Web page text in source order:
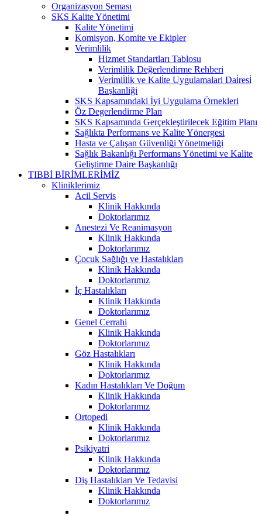
Organizasyon Şeması
SKS Kalite Yönetimi
Kalite Yönetimi
Komisyon, Komite ve Ekipler
Verimlilik
Hizmet Standartları Tablosu
Verimlilik Değerlendirme Rehberi
Veri̇mli̇li̇k ve Kali̇te Uygulamalari Dai̇resi̇
Başkanliği
SKS Kapsamındaki İyi Uygulama Örnekleri
Öz Degerlendirme Plan
SKS Kapsamında Gerçekleştirilecek Eğitim Planı
Sağlıkta Performans ve Kalite Yönergesi
Hasta ve Çalışan Güvenliği Yönetmeliği
Sağlık Bakanlığı Performans Yönetimi ve Kalite
Geliştirme Daire Başkanlığı
TIBBİ BİRİMLERİMİZ
Kliniklerimiz
Acil Servis
Klinik Hakkında
Doktorlarımız
Anestezi Ve Reanimasyon
Klinik Hakkında
Doktorlarımız
Çocuk Sağlığı ve Hastalıkları
Klinik Hakkında
Doktorlarımız
İç Hastalıkları
Klinik Hakkında
Doktorlarımız
Genel Cerrahi
Klinik Hakkında
Doktorlarımız
Göz Hastalıkları
Klinik Hakkında
Doktorlarımız
Kadın Hastalıkları Ve Doğum
Klinik Hakkında
Doktorlarımız
Ortopedi
Klinik Hakkında
Doktorlarımız
Psikiyatri
Klinik Hakkında
Doktorlarımız
Diş Hastalıkları Ve Tedavisi
Klinik Hakkında
Doktorlarımız